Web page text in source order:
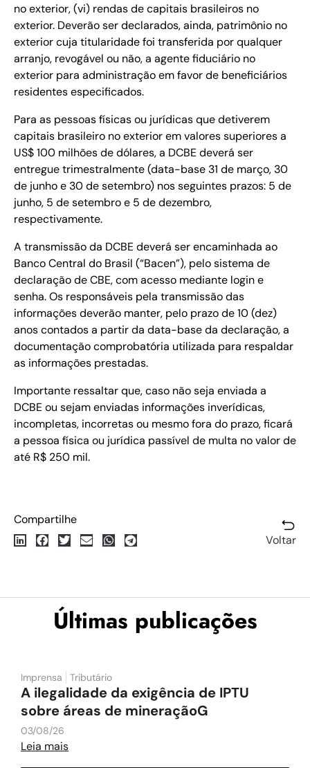
no exterior, (vi) rendas de capitais brasileiros no
exterior. Deverão ser declarados, ainda, patrimônio no
exterior cuja titularidade foi transferida por qualquer
arranjo, revogável ou não, a agente fiduciário no
exterior para administração em favor de beneficiários
residentes especificados.
Para as pessoas físicas ou jurídicas que detiverem
capitais brasileiro no exterior em valores superiores a
US$ 100 milhões de dólares, a DCBE deverá ser
entregue trimestralmente (data-base 31 de março, 30
de junho e 30 de setembro) nos seguintes prazos: 5 de
junho, 5 de setembro e 5 de dezembro,
respectivamente.
A transmissão da DCBE deverá ser encaminhada ao
Banco Central do Brasil (“Bacen”), pelo sistema de
declaração de CBE, com acesso mediante login e
senha. Os responsáveis pela transmissão das
informações deverão manter, pelo prazo de 10 (dez)
anos contados a partir da data-base da declaração, a
documentação comprobatória utilizada para respaldar
as informações prestadas.
Importante ressaltar que, caso não seja enviada a
DCBE ou sejam enviadas informações inverídicas,
incompletas, incorretas ou mesmo fora do prazo, ficará
a pessoa física ou jurídica passível de multa no valor de
até R$ 250 mil.
Compartilhe
Voltar
Últimas publicações
Imprensa Tributário
A ilegalidade da exigência de IPTU
sobre áreas de mineraçãoG
03/08/26
Leia mais